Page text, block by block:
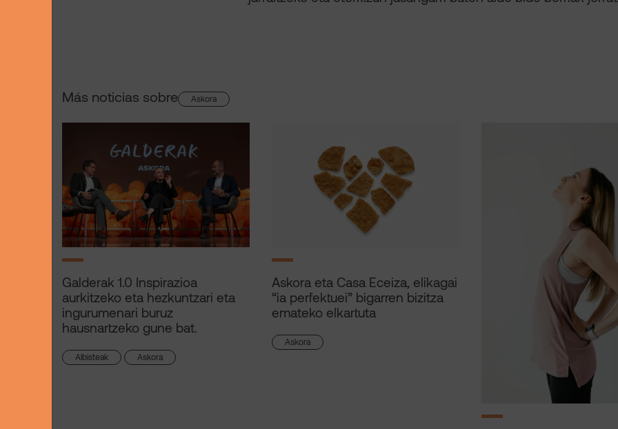
Más noticias sobre Askora
Galderak 1.0 Inspirazioa
aurkitzeko eta hezkuntzari eta
ingurumenari buruz
hausnartzeko gune bat.
Albisteak Askora
Askora eta Casa Eceiza, elikagai
“ia perfektuei” bigarren bizitza
emateko elkartuta
Askora